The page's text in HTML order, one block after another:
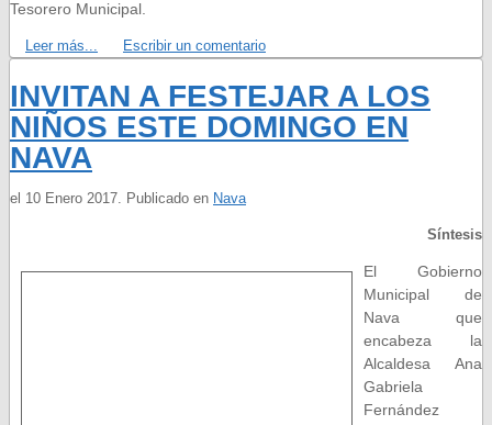
Tesorero Municipal.
Leer más... Escribir un comentario
INVITAN A FESTEJAR A LOS
NIÑOS ESTE DOMINGO EN
NAVA
el 10 Enero 2017. Publicado en Nava
Síntesis
El Gobierno
Municipal de
Nava que
encabeza la
Alcaldesa Ana
Gabriela
Fernández